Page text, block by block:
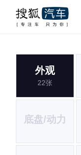
外观
22张
底盘/动力